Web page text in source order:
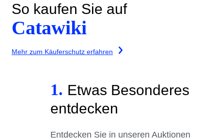
So kaufen Sie auf
Catawiki
Mehr zum Käuferschutz erfahren
1. Etwas Besonderes
entdecken
Entdecken Sie in unseren Auktionen